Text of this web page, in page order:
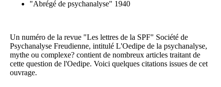
"Abrégé de psychanalyse" 1940
Un numéro de la revue "Les lettres de la SPF" Société de
Psychanalyse Freudienne, intitulé L'Oedipe de la psychanalyse,
mythe ou complexe? contient de nombreux articles traitant de
cette question de l'Oedipe. Voici quelques citations issues de cet
ouvrage.